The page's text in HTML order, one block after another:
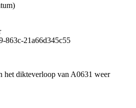
863c-21a66d345c55
het dikteverloop van A0631 weer